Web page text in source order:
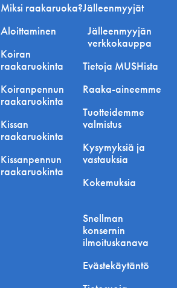
Miksi raakaruoka?
Aloittaminen
Koiran
raakaruokinta
Koiranpennun
raakaruokinta
Kissan
raakaruokinta
Kissanpennun
raakaruokinta
Jälleenmyyjät
Jälleenmyyjän
verkkokauppa
Tietoja MUSHista
Raaka-aineemme
Tuotteidemme
valmistus
Kysymyksiä ja
vastauksia
Kokemuksia
Snellman
konsernin
ilmoituskanava
Evästekäytäntö